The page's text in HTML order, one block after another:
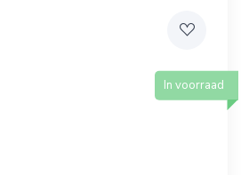
In voorraad